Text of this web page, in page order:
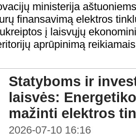
ministerija
finansavimą elektros
į laisvųjų
aprūpinimą
Statyboms ir
laisvės:
mažinti elektros
2026-07-10 16:16